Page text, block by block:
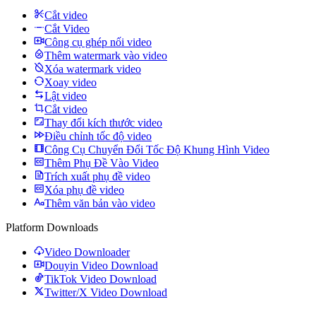
Cắt video
Cắt Video
Công cụ ghép nối video
Thêm watermark vào video
Xóa watermark video
Xoay video
Lật video
Cắt video
Thay đổi kích thước video
Điều chỉnh tốc độ video
Công Cụ Chuyển Đổi Tốc Độ Khung Hình Video
Thêm Phụ Đề Vào Video
Trích xuất phụ đề video
Xóa phụ đề video
Thêm văn bản vào video
Platform Downloads
Video Downloader
Douyin Video Download
TikTok Video Download
Twitter/X Video Download